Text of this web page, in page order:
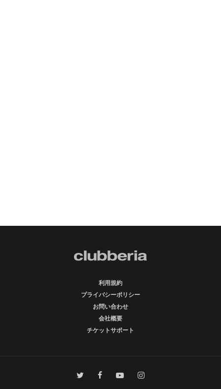
利用規約
プライバシーポリシー
お問い合わせ
会社概要
チケットサポート